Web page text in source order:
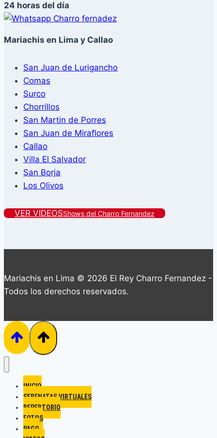
24 horas del día
Mariachis en Lima y Callao
San Juan de Lurigancho
Comas
Surco
Chorrillos
San Martin de Porres
San Juan de Miraflores
Callao
Villa El Salvador
San Borja
Los Olivos
VER VIDEOSShows del Charro Fernandez
Mariachis en Lima © 2026 El Rey Charro Fernandez -
Todos los derechos reservados.
INICIO
SERENATAS VIRTUALES
REPERTORIO
FOTOS
PAGO